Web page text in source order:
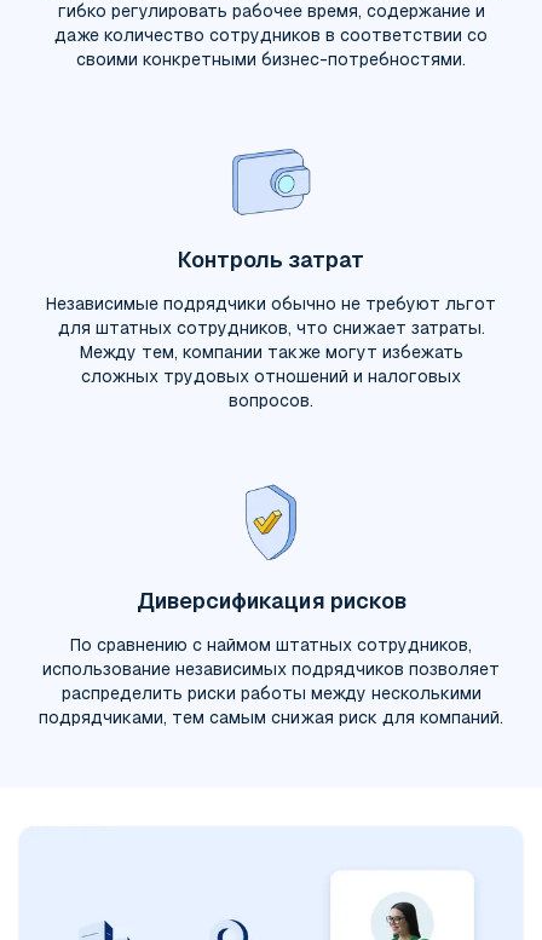
гибко регулировать рабочее время, содержание и
даже количество сотрудников в соответствии со
своими конкретными бизнес-потребностями.
Контроль затрат
Независимые подрядчики обычно не требуют льгот
для штатных сотрудников, что снижает затраты.
Между тем, компании также могут избежать
сложных трудовых отношений и налоговых
вопросов.
Диверсификация рисков
По сравнению с наймом штатных сотрудников,
использование независимых подрядчиков позволяет
распределить риски работы между несколькими
подрядчиками, тем самым снижая риск для компаний.